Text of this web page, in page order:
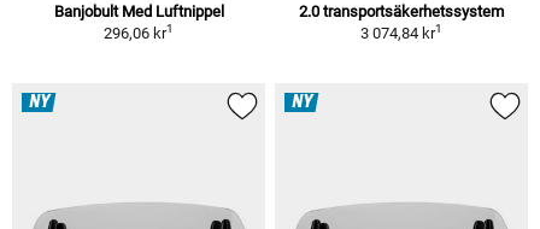
Banjobult Med Luftnippel
296,06 kr1
2.0 transportsäkerhetssystem
3 074,84 kr1
NY NY